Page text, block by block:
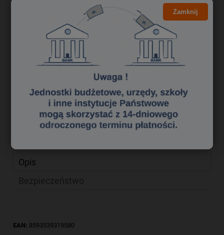
4,87 zł
do koszyka
Producent:
Kod produktu:
tu 0054021
zapytaj o produkt
poleć znajomemu
Opis
EAN: 8593539319580
Zamknij